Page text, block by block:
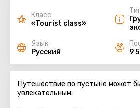
Класс
«Tourist class»
Язык
Русский
9
Путешествие по пустыне может
увлекательным.